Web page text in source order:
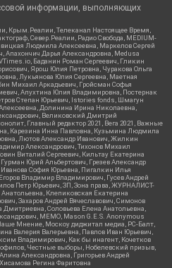
информации, выполняющих
Крым.Реалии, Телеканал Настоящее Время,
Север.Реалии, Радио Свобода, MEDIUM-
Людмила Алексеевна, Маркелов Сергей
Апахончич Дарья Александровна, Medusa
Баданин Роман Сергеевич, Гликин
Ярош Юлия Петровна, Чуракова Ольга
Лукьянова Юлия Сергеевна, Маетная
Михаил Аркадьевич, Гройсман Софья
Апухтина Юлия Владимировна, Постернак
Степан Юрьевич, Istories fonds, Шмагун
Долинина Ирина Николаевна,
Великовский Дмитрий
Главный редактор 2021, Вега 2021, Важные
Карезина Инна Павловна, Кузьмина Людмила
Лютов Александр Иванович, Жилкин
Александрович, Тихонов Михаил
Виталий Сергеевич, Кильтау Екатерина
Юрий Альбертович, Грезев Александр
София Юрьевна, Пигалкин Илья
Владимир Владимирович, Гусев Андрей
Петр Юрьевич, ЗП, Зона права, ЖУРНАЛИСТ-
Клепиковская Екатерина
Захаров Андрей Вячеславович, Симонов
Дмитриевна, Соловьева Елена Анатольевна,
МЕМО, Mason G.E.S. Anonymous
Мнение, Москоу диджитал медиа, РС-Балт,
Валерия Валерьевна, Павлов Иван Юрьевич,
Владимирович, Как бы инагент, Кочетков
Честные выборы, Нобелевский призыв,
Александровна, Григорьев Андрей
Регина Фаритовна